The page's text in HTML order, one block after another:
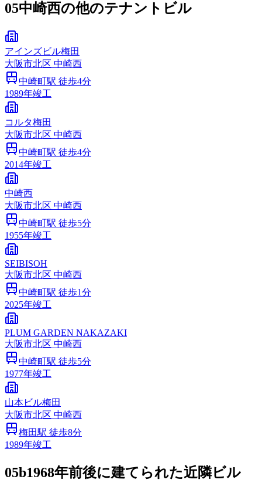
05中崎西の他のテナントビル
アインズビル梅田
大阪市北区 中崎西
中崎町駅 徒歩4分
1989年竣工
コルタ梅田
大阪市北区 中崎西
中崎町駅 徒歩4分
2014年竣工
中崎西
大阪市北区 中崎西
中崎町駅 徒歩5分
1955年竣工
SEIBISOH
大阪市北区 中崎西
中崎町駅 徒歩1分
2025年竣工
PLUM GARDEN NAKAZAKI
大阪市北区 中崎西
中崎町駅 徒歩5分
1977年竣工
山本ビル梅田
大阪市北区 中崎西
梅田駅 徒歩8分
1989年竣工
05b1968年前後に建てられた近隣ビル